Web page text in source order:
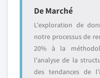
De Marché
L'exploration de
notre processus de
20% à la
l'analyse de la
des tendances de